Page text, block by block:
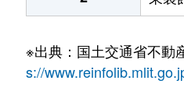
※出典：国土交通省不動
s://